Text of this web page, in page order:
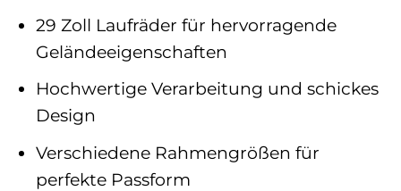
29 Zoll Laufräder für hervorragende
Geländeeigenschaften
Hochwertige Verarbeitung und schickes
Design
Verschiedene Rahmengrößen für
perfekte Passform